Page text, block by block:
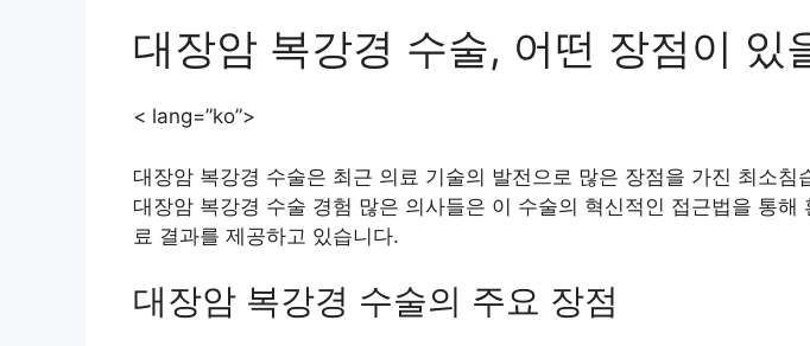
대장암 복강경 수술, 어떤 장점이 있
< lang=”ko”>
대장암 복강경 수술은 최근 의료 기술의 발전으로 많은 장점을 가진 최소침
대장암 복강경 수술 경험 많은 의사들은 이 수술의 혁신적인 접근법을 통해
료 결과를 제공하고 있습니다.
대장암 복강경 수술의 주요 장점